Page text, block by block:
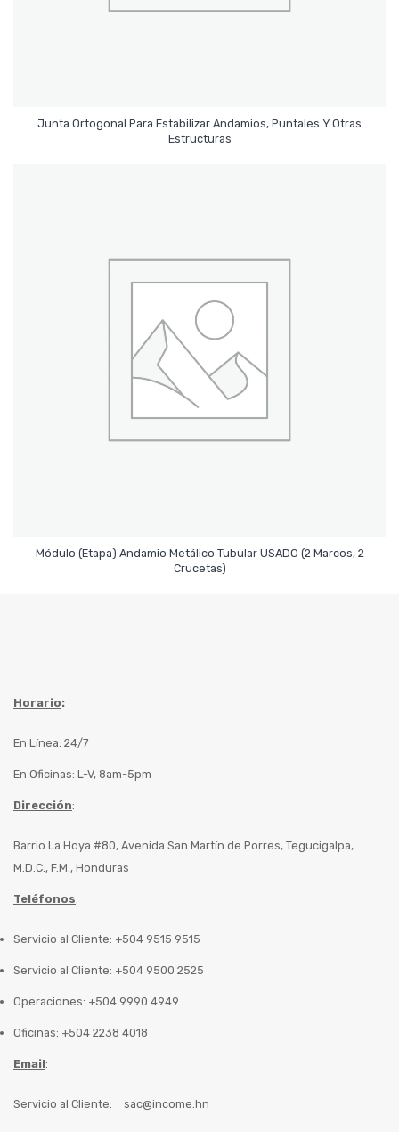
Junta Ortogonal Para Estabilizar Andamios, Puntales Y Otras
Estructuras
Leer Más
Módulo (Etapa) Andamio Metálico Tubular USADO (2 Marcos, 2
Crucetas)
Leer Más
Horario:
En Línea: 24/7
En Oficinas: L-V, 8am-5pm
Dirección:
Barrio La Hoya #80, Avenida San Martín de Porres, Tegucigalpa,
M.D.C., F.M., Honduras
Teléfonos:
Servicio al Cliente: +504 9515 9515
Servicio al Cliente: +504 9500 2525
Operaciones: +504 9990 4949
Oficinas: +504 2238 4018
Email:
Servicio al Cliente: sac@income.hn